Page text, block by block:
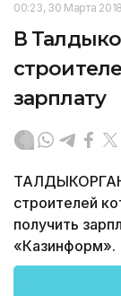
00:23, 30 Марта 2018
В
зарплату
строителей
получить
«Казинформ».